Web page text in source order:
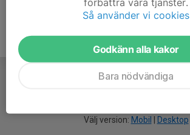
Välj version: Mobil Desktop
Så använder vi cookies
Godkänn alla kakor
Bara nödvändiga